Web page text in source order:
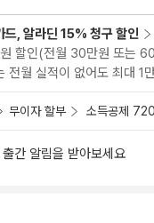
드, 알라딘 15% 청구 할인
할인(전월 30만원 또는
전월 실적이 없어도 최대 1
무이자 할부 소득공제
간 알림을 받아보세요